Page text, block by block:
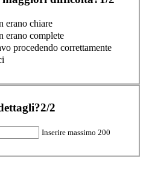
erano chiare
erano complete
procedendo correttamente
2/2
Inserire massimo 200